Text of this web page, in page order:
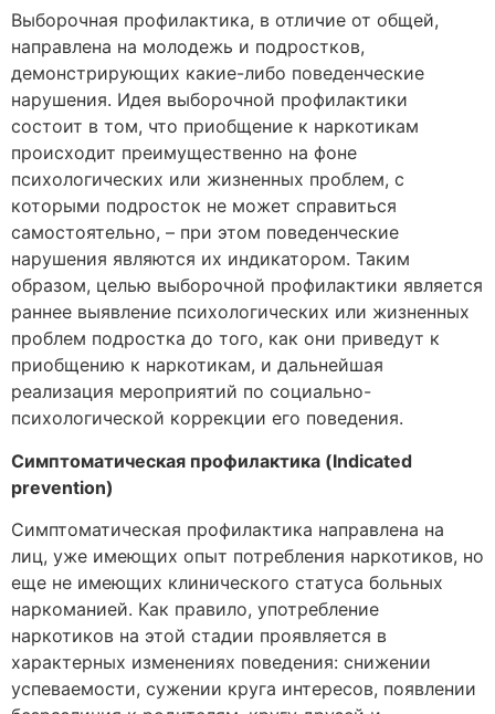
Выборочная профилактика, в отличие от общей,
направлена на молодежь и подростков,
демонстрирующих какие-либо поведенческие
нарушения. Идея выборочной профилактики
состоит в том, что приобщение к наркотикам
происходит преимущественно на фоне
психологических или жизненных проблем, с
которыми подросток не может справиться
самостоятельно, – при этом поведенческие
нарушения являются их индикатором. Таким
образом, целью выборочной профилактики является
раннее выявление психологических или жизненных
проблем подростка до того, как они приведут к
приобщению к наркотикам, и дальнейшая
реализация мероприятий по социально-
психологической коррекции его поведения.
Симптоматическая профилактика (Indicated
prevention)
Симптоматическая профилактика направлена на
лиц, уже имеющих опыт потребления наркотиков, но
еще не имеющих клинического статуса больных
наркоманией. Как правило, употребление
наркотиков на этой стадии проявляется в
характерных изменениях поведения: снижении
успеваемости, сужении круга интересов, появлении